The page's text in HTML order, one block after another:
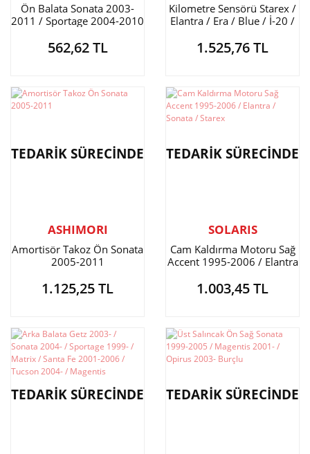
Ön Balata Sonata 2003-
2011 / Sportage 2004-2010
2009-
562,62 TL
Kilometre Sensörü Starex /
Elantra / Era / Blue / İ-20 /
Sorento / Bongo 2004-
1.525,76 TL
TEDARİK SÜRECİNDE
ASHIMORI
Amortisör Takoz Ön Sonata
2005-2011
1.125,25 TL
TEDARİK SÜRECİNDE
SOLARIS
Cam Kaldırma Motoru Sağ
Accent 1995-2006 / Elantra
1.003,45 TL
TEDARİK SÜRECİNDE TEDARİK SÜRECİNDE